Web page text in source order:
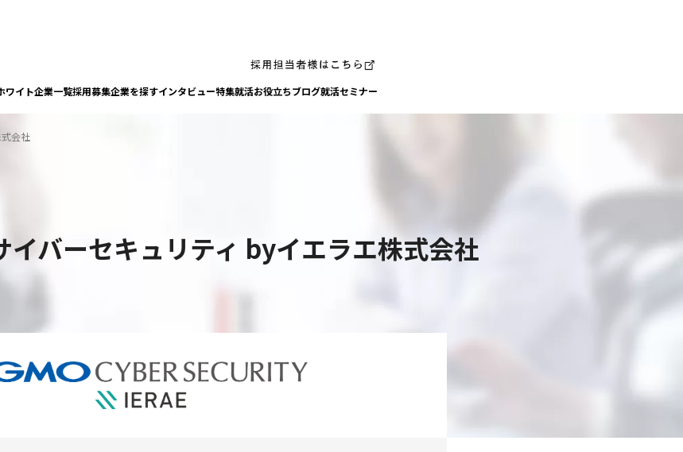
ワイト企業一覧採⽤募集企業を探すインタビュー特集就活お役⽴ちブログ就活セミナー
会社
イバーセキュリティ byイエラエ株式会社